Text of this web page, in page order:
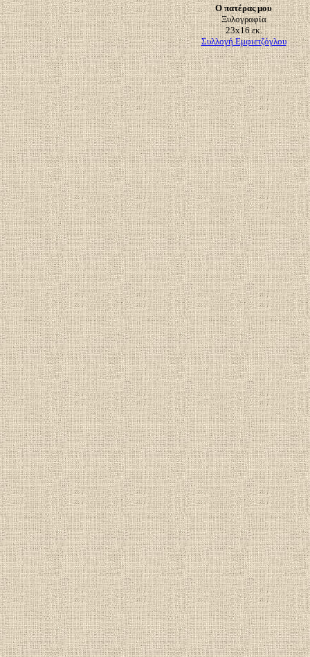
Ο πατέρας μου
Ξυλογραφία
23x16 εκ.
Συλλογή Εμφιετζόγλου